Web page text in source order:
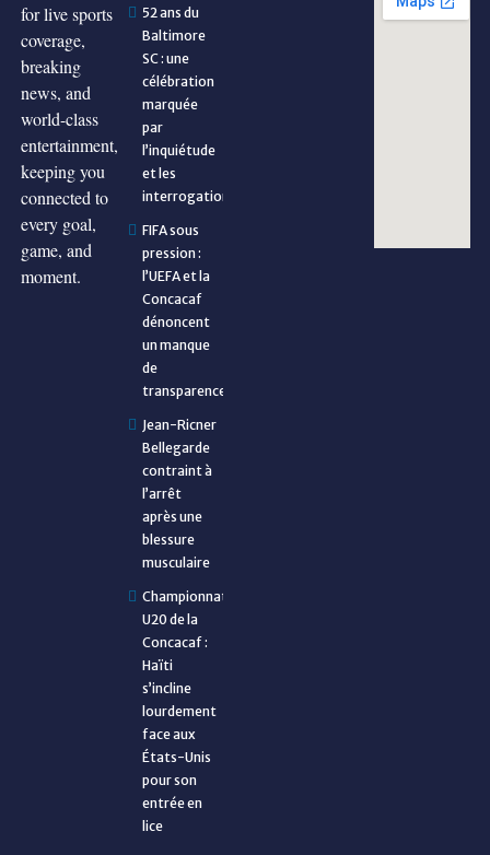
for live sports
coverage,
breaking
news, and
world-class
entertainment,
keeping you
connected to
every goal,
game, and
moment.
52 ans du
Baltimore
SC : une
célébration
marquée
par
l’inquiétude
et les
interrogations
FIFA sous
pression :
l’UEFA et la
Concacaf
dénoncent
un manque
de
transparence
Jean-Ricner
Bellegarde
contraint à
l’arrêt
après une
blessure
musculaire
Championnat
U20 de la
Concacaf :
Haïti
s’incline
lourdement
face aux
États-Unis
pour son
entrée en
lice